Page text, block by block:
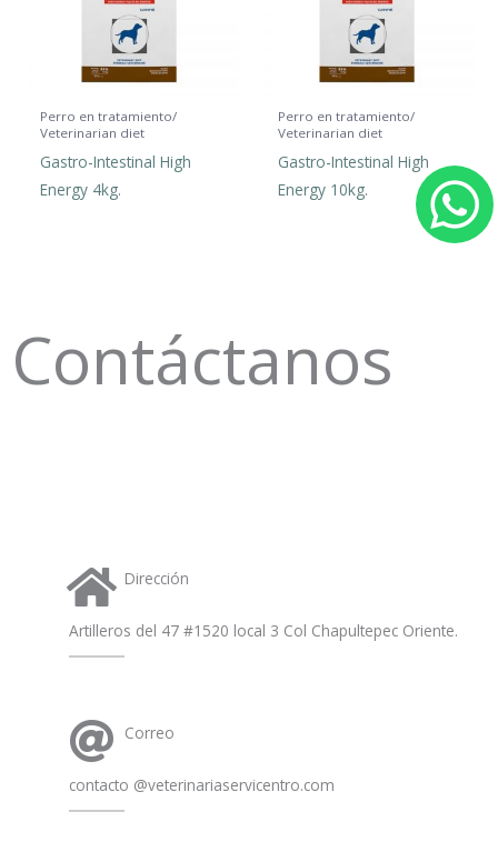
Perro en tratamiento/
Veterinarian diet
Gastro-Intestinal High
Energy 4kg.
Perro en tratamiento/
Veterinarian diet
Gastro-Intestinal High
Energy 10kg.
Contáctanos
Dirección
Artilleros del 47 #1520 local 3 Col Chapultepec Oriente.
Correo
contacto @veterinariaservicentro.com
h